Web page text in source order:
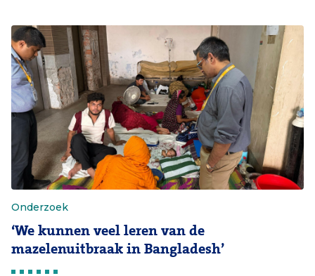
Onderzoek
‘We kunnen veel leren van de
mazelenuitbraak in Bangladesh’